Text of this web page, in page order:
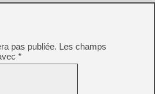
pas publiée. Les champs
*